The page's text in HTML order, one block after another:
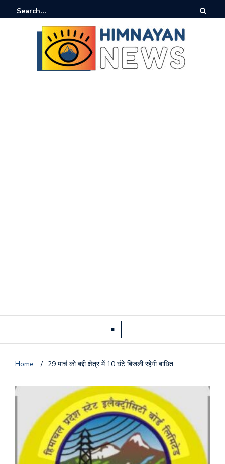
Home / 29 मार्च को बद्दी क्षेत्र में 10 घंटे बिजली रहेगी बाधित